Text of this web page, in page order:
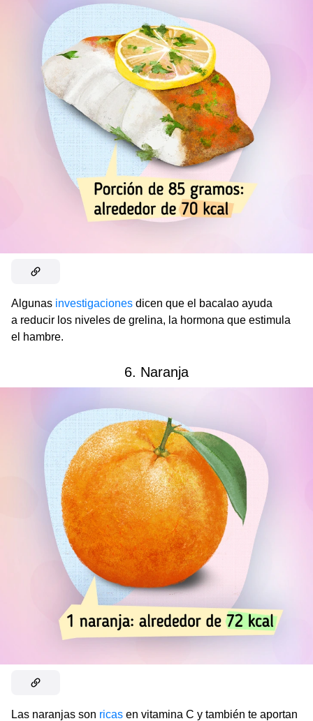
Algunas investigaciones dicen que el bacalao ayuda
a reducir los niveles de grelina, la hormona que estimula
el hambre.
6. Naranja
Las naranjas son ricas en vitamina C y también te aportan